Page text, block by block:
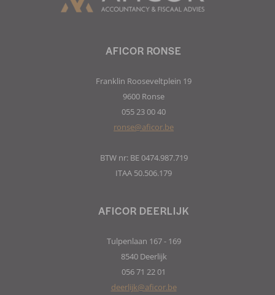
AFICOR DEERLIJK
Tulpenlaan 167 - 169
8540 Deerlijk
056 71 22 01
deerlijk@aficor.be
AFICOR RONSE
Franklin Rooseveltplein 19
9600 Ronse
055 23 00 40
ronse@aficor.be
BTW nr: BE 0474.987.719
ITAA 50.506.179